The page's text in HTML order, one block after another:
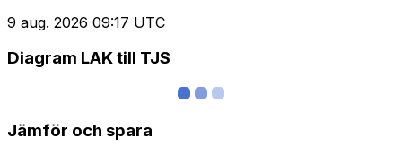
9 aug. 2026 09:17 UTC
Diagram LAK till TJS
Jämför och spara